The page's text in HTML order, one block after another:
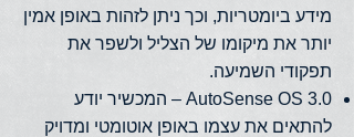
מידע ביומטריות, וכך ניתן לזהות באופן אמין
יותר את מיקומו של הצליל ולשפר את
תפקודי השמיעה.
AutoSense OS 3.0 – המכשיר יודע
להתאים את עצמו באופן אוטומטי ומדויק